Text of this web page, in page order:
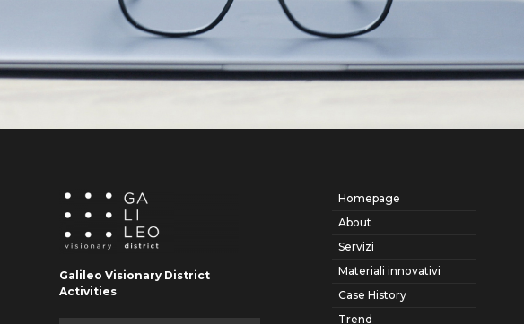
Galileo Visionary District
Activities
Homepage
About
Servizi
Materiali innovativi
Case History
Trend